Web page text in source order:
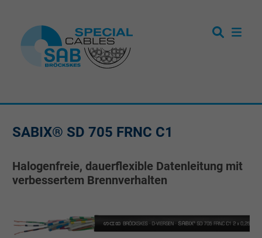
SABIX® SD 705 FRNC C1
Halogenfreie, dauerflexible Datenleitung mit
verbessertem Brennverhalten